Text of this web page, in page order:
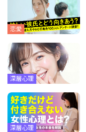
恋愛
深層心理
深層心理